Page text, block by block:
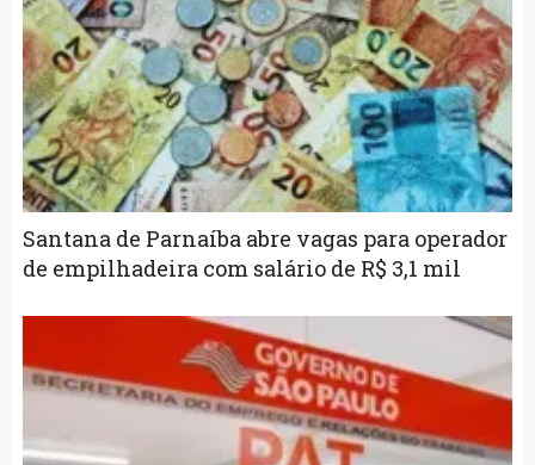
Santana de Parnaíba abre vagas para operador
de empilhadeira com salário de R$ 3,1 mil